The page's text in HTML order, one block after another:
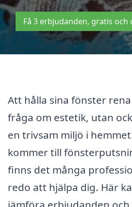
Få 3 erbjudanden, gratis
Att hålla sina fönster
fråga om estetik, utan
en trivsam miljö i
kommer till
finns det många
redo att hjälpa dig. Här